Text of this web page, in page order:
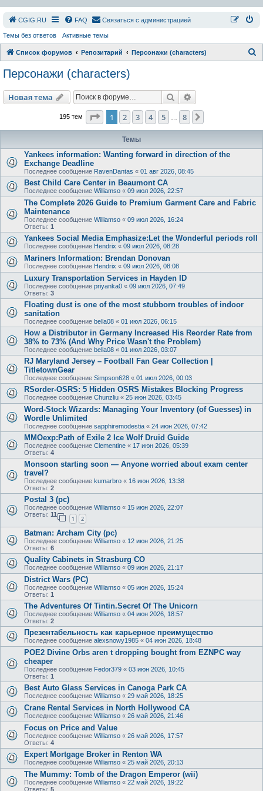
СGIG.RU FAQ Связаться с администрацией
Темы без ответов Активные темы
Список форумов Репозитарий Персонажи (characters)
Персонажи (characters)
Новая тема Поиск
195 тем Страница из
1 2 3 4 5 8
Темы
Yankees information: Wanting forward in direction of the
Exchange Deadline
Последнее сообщение RavenDantas « 01 авг 2026, 08:45
Best Child Care Center in Beaumont CA
Последнее сообщение Williamso « 09 июл 2026, 22:57
The Complete 2026 Guide to Premium Garment Care and Fabric
Maintenance
Последнее сообщение Williamso « 09 июл 2026, 16:24
Ответы: 1
Yankees Social Media Emphasize:Let the Wonderful periods roll
Последнее сообщение Hendrix « 09 июл 2026, 08:28
Mariners Information: Brendan Donovan
Последнее сообщение Hendrix « 09 июл 2026, 08:08
Luxury Transportation Services in Hayden ID
Последнее сообщение priyanka0 « 09 июл 2026, 07:49
Ответы: 3
Floating dust is one of the most stubborn troubles of indoor
sanitation
Последнее сообщение bella08 « 01 июл 2026, 06:15
How a Distributor in Germany Increased His Reorder Rate from
38% to 73% (And Why Price Wasn't the Problem)
Последнее сообщение bella08 « 01 июл 2026, 03:07
RJ Maryland Jersey – Football Fan Gear Collection |
TitletownGear
Последнее сообщение Simpson628 « 01 июл 2026, 00:03
RSorder-OSRS: 5 Hidden OSRS Mistakes Blocking Progress
Последнее сообщение Chunzliu « 25 июн 2026, 03:45
Word-Stock Wizards: Managing Your Inventory (of Guesses) in
Wordle Unlimited
Последнее сообщение sapphiremodestia « 24 июн 2026, 07:42
MMOexp:Path of Exile 2 Ice Wolf Druid Guide
Последнее сообщение Clementine « 17 июн 2026, 05:39
Ответы: 4
Monsoon starting soon — Anyone worried about exam center
travel?
Последнее сообщение kumarbro « 16 июн 2026, 13:38
Ответы: 2
Postal 3 (pc)
Последнее сообщение Williamso « 15 июн 2026, 22:07
Ответы: 11
1 2
Batman: Archam City (pc)
Последнее сообщение Williamso « 12 июн 2026, 21:25
Ответы: 6
Quality Cabinets in Strasburg CO
Последнее сообщение Williamso « 09 июн 2026, 21:17
District Wars (PC)
Последнее сообщение Williamso « 05 июн 2026, 15:24
Ответы: 1
The Adventures Of Tintin.Secret Of The Unicorn
Последнее сообщение Williamso « 04 июн 2026, 18:57
Ответы: 2
Презентабельность как карьерное преимущество
Последнее сообщение alexsnowy1985 « 04 июн 2026, 18:48
POE2 Divine Orbs aren t dropping bought from EZNPC way
cheaper
Последнее сообщение Fedor379 « 03 июн 2026, 10:45
Ответы: 1
Best Auto Glass Services in Canoga Park CA
Последнее сообщение Williamso « 29 май 2026, 18:25
Crane Rental Services in North Hollywood CA
Последнее сообщение Williamso « 26 май 2026, 21:46
Focus on Price and Value
Последнее сообщение Williamso « 26 май 2026, 17:57
Ответы: 4
Expert Mortgage Broker in Renton WA
Последнее сообщение Williamso « 25 май 2026, 20:13
The Mummy: Tomb of the Dragon Emperor (wii)
Последнее сообщение Williamso « 22 май 2026, 19:22
Ответы: 5